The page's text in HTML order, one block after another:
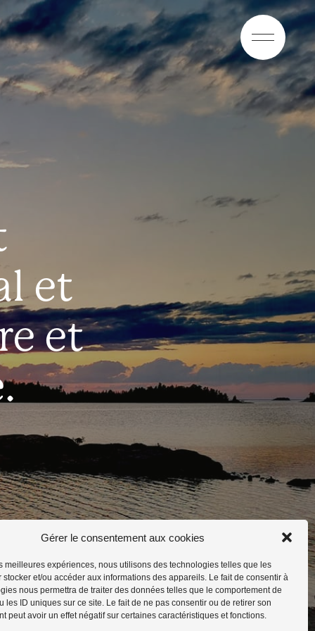
Gérer le consentement aux cookies
meilleures expériences, nous utilisons des technologies telles que les
stocker et/ou accéder aux informations des appareils. Le fait de consentir à
nous permettra de traiter des données telles que le comportement de
les ID uniques sur ce site. Le fait de ne pas consentir ou de retirer son
peut avoir un effet négatif sur certaines caractéristiques et fonctions.
EN ES AR
et
et